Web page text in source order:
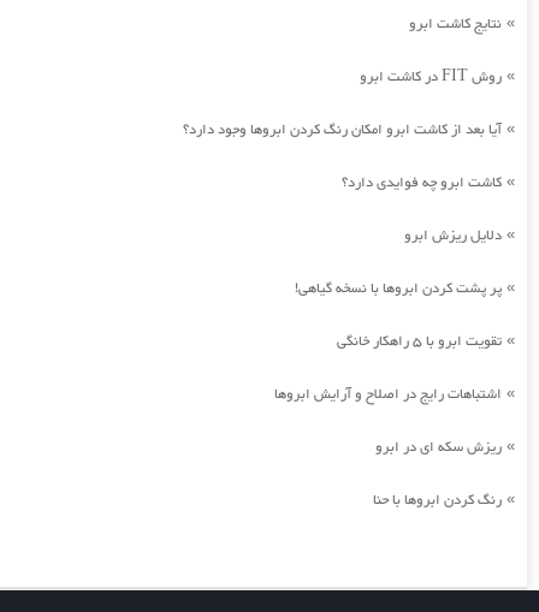
» نتایج کاشت ابرو
» روش FIT در کاشت ابرو
»آیا بعد از کاشت ابرو امکان رنگ کردن ابروها وجود دارد؟
» کاشت ابرو چه فوایدی دارد؟
» دلایل ریزش ابرو
» پر پشت کردن ابروها با نسخه گیاهی!
» تقویت ابرو با 5 راهکار خانگی
» اشتباهات رایج در اصلاح و آرایش ابروها
» ریزش سکه ای در ابرو
» رنگ کردن ابروها با حنا